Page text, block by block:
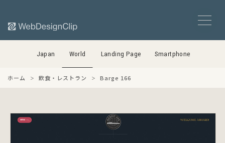
Japan World Landing Page Smartphone
ホーム 飲食・レストラン Barge 166